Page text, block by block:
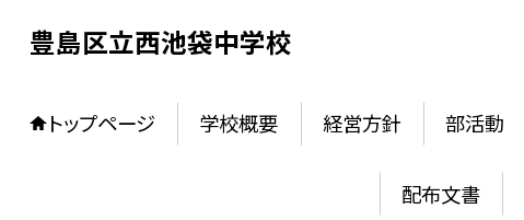
豊島区立西池袋中学校
トップページ 学校概要 経営方針 部活動
配布文書